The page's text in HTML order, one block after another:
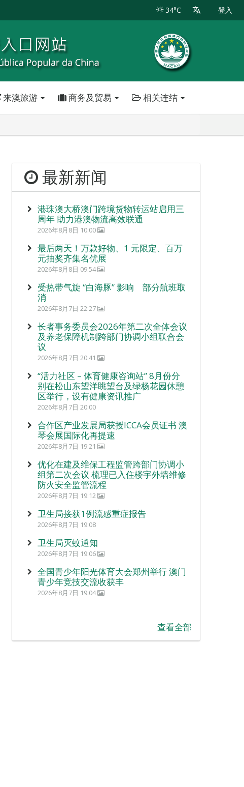
34°C 登入
来澳旅游 商务及贸易 相关连结
最新新闻
港珠澳大桥澳门跨境货物转运站启用三
周年 助力港澳物流高效联通
2026年8月8日 10:00
最后两天！万款好物、1 元限定、百万
元抽奖齐集名优展
2026年8月8日 09:54
受热带气旋 “白海豚” 影响 部分航班取
消
2026年8月7日 22:27
长者事务委员会2026年第二次全体会议
及养老保障机制跨部门协调小组联合会
议
2026年8月7日 20:41
“活力社区 – 体育健康咨询站” 8月份分
别在松山东望洋眺望台及绿杨花园休憩
区举行，设有健康资讯推广
2026年8月7日 20:00
合作区产业发展局获授ICCA会员证书 澳
琴会展国际化再提速
2026年8月7日 19:21
优化在建及维保工程监管跨部门协调小
组第二次会议 梳理已入住楼宇外墙维修
防火安全监管流程
2026年8月7日 19:12
卫生局接获1例流感重症报告
2026年8月7日 19:08
卫生局灭蚊通知
2026年8月7日 19:06
全国青少年阳光体育大会郑州举行 澳门
青少年竞技交流收获丰
2026年8月7日 19:04
查看全部